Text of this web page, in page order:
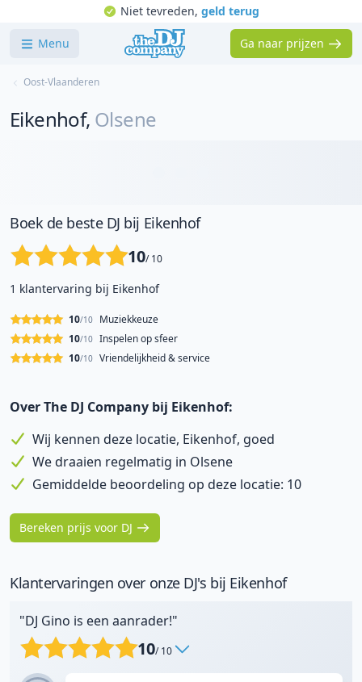
Niet tevreden, geld terug
Menu Ga naar prijzen
Oost-Vlaanderen
Eikenhof, Olsene
Boek de beste DJ bij Eikenhof
10/ 10
1 klantervaring bij Eikenhof
Muziekkeuze
10/10
Inspelen op sfeer
10/10
Vriendelijkheid & service
10/10
Over The DJ Company bij Eikenhof:
Wij kennen deze locatie, Eikenhof, goed
We draaien regelmatig in Olsene
Gemiddelde beoordeling op deze locatie: 10
Bereken prijs voor DJ
Klantervaringen over onze DJ's bij Eikenhof
"DJ Gino is een aanrader!"
10/ 10